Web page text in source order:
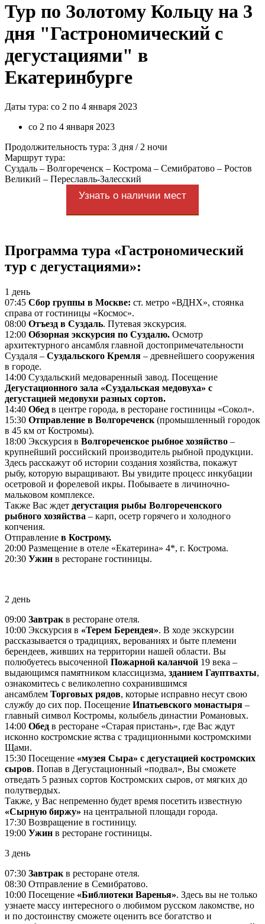
Тур по Золотому Кольцу на 3
дня "Гастрономический с
дегустациями" в
Екатеринбурге
Даты тура: со 2 по 4 января 2023
со 2 по 4 января 2023
Продолжительность тура: 3 дня / 2 ночи
Маршрут тура:
Суздаль ‒ Волгореченск ‒ Кострома ‒ Семибратово ‒ Ростов
Великий ‒ Переславль-Залесский
Узнать о наличии мест
Программа тура «Гастрономический
тур с дегустациями»:
1 день
07:45 Сбор группы в Москве: ст. метро «ВДНХ», стоянка
справа от гостиницы «Космос».
08:00 Отъезд в Суздаль. Путевая экскурсия.
12:00 Обзорная экскурсия по Суздалю. Осмотр
архитектурного ансамбля главной достопримечательности
Суздаля ‒ Суздальского Кремля ‒ древнейшего сооружения
в городе.
14:00 Суздальский медоваренный завод. Посещение
Дегустационного зала «Суздальская медовуха» с
дегустацией медовухи разных сортов.
14:40 Обед в центре города, в ресторане гостиницы «Сокол».
15:30 Отправление в Волгореченск (промышленный городок
в 45 км от Костромы).
18:00 Экскурсия в Волгореченское рыбное хозяйство ‒
крупнейший российский производитель рыбной продукции.
Здесь расскажут об истории создания хозяйства, покажут
рыбу, которую выращивают. Вы увидите процесс инкубации
осетровой и форелевой икры. Побываете в личиночно-
мальковом комплексе.
Также Вас ждет дегустация рыбы Волгореченского
рыбного хозяйства ‒ карп, осетр горячего и холодного
копчения.
Отправление в Кострому.
20:00 Размещение в отеле «Екатерина» 4*, г. Кострома.
20:30 Ужин в ресторане гостиницы.
2 день
09:00 Завтрак в ресторане отеля.
10:00 Экскурсия в «Терем Берендея». В ходе экскурсии
рассказывается о традициях, верованиях и быте племени
берендеев, живших на территории нашей области. Вы
полюбуетесь высоченной Пожарной каланчой 19 века ‒
выдающимся памятником классицизма, зданием Гауптвахты,
ознакомитесь с великолепно сохранившимся
ансамблем Торговых рядов, которые исправно несут свою
службу до сих пор. Посещение Ипатьевского монастыря ‒
главный символ Костромы, колыбель династии Романовых.
14:00 Обед в ресторане «Старая пристань», где Вас ждут
исконно костромские яства с традиционными костромскими
Щами.
15:30 Посещение «музея Сыра» с дегустацией костромских
сыров. Попав в Дегустационный «подвал», Вы сможете
отведать 5 разных сортов Костромских сыров, от мягких до
полутвердых.
Также, у Вас непременно будет время посетить известную
«Сырную биржу» на центральной площади города.
17:30 Возвращение в гостиницу.
19:00 Ужин в ресторане гостиницы.
3 день
07:30 Завтрак в ресторане отеля.
08:30 Отправление в Семибратово.
10:00 Посещение «Библиотеки Варенья». Здесь вы не только
узнаете массу интересного о любимом русском лакомстве, но
и по достоинству сможете оценить все богатство и